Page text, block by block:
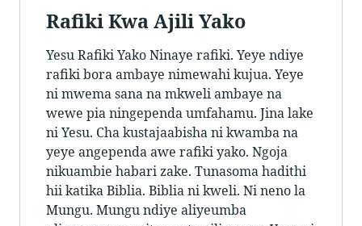
Rafiki Kwa Ajili Yako
Yesu Rafiki Yako Ninaye rafiki. Yeye ndiye
rafiki bora ambaye nimewahi kujua. Yeye
ni mwema sana na mkweli ambaye na
wewe pia ningependa umfahamu. Jina lake
ni Yesu. Cha kustajaabisha ni kwamba na
yeye angependa awe rafiki yako. Ngoja
nikuambie habari zake. Tunasoma hadithi
hii katika Biblia. Biblia ni kweli. Ni neno la
Mungu. Mungu ndiye aliyeumba